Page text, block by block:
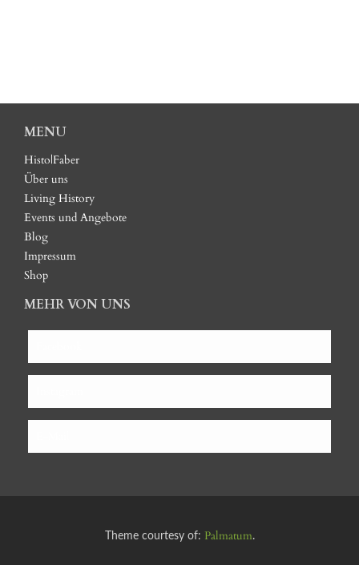
MENU
Histo|Faber
Über uns
Living History
Events und Angebote
Blog
Impressum
Shop
MEHR VON UNS
Theme courtesy of: Palmatum.